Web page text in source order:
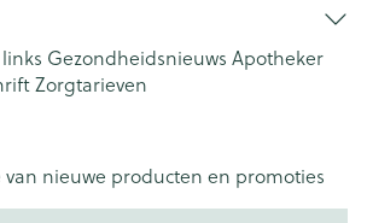
Gezondheidsnieuws Apotheker
Zorgtarieven
nieuwe producten en promoties